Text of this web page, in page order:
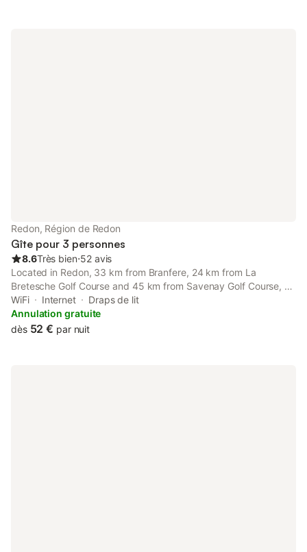
Redon, Région de Redon
Gîte pour 3 personnes
8.6Très bien⋅52 avis
Located in Redon, 33 km from Branfere, 24 km from La
Bretesche Golf Course and 45 km from Savenay Golf Course, St
Jak Appartement provides accommodation with a balcony and
free WiFi.
WiFi Internet
Draps de lit
Annulation gratuite
dès 52 € par nuit